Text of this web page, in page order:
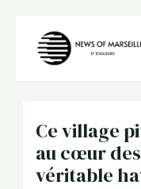
contenu
Ce village
au cœur
véritable